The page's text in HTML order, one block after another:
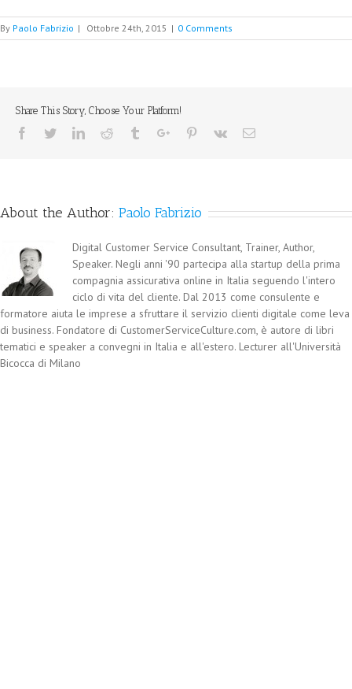
By Paolo Fabrizio | Ottobre 24th, 2015 | 0 Comments
Share This Story, Choose Your Platform!
Facebook
TwitterLinkedinReddit TumblrGoogle+Pinterest
Vk Email
About the Author: Paolo Fabrizio
Digital Customer Service Consultant, Trainer, Author,
Speaker. Negli anni '90 partecipa alla startup della prima
compagnia assicurativa online in Italia seguendo l'intero
ciclo di vita del cliente. Dal 2013 come consulente e
formatore aiuta le imprese a sfruttare il servizio clienti digitale come leva
di business. Fondatore di CustomerServiceCulture.com, è autore di libri
tematici e speaker a convegni in Italia e all'estero. Lecturer all'Università
Bicocca di Milano